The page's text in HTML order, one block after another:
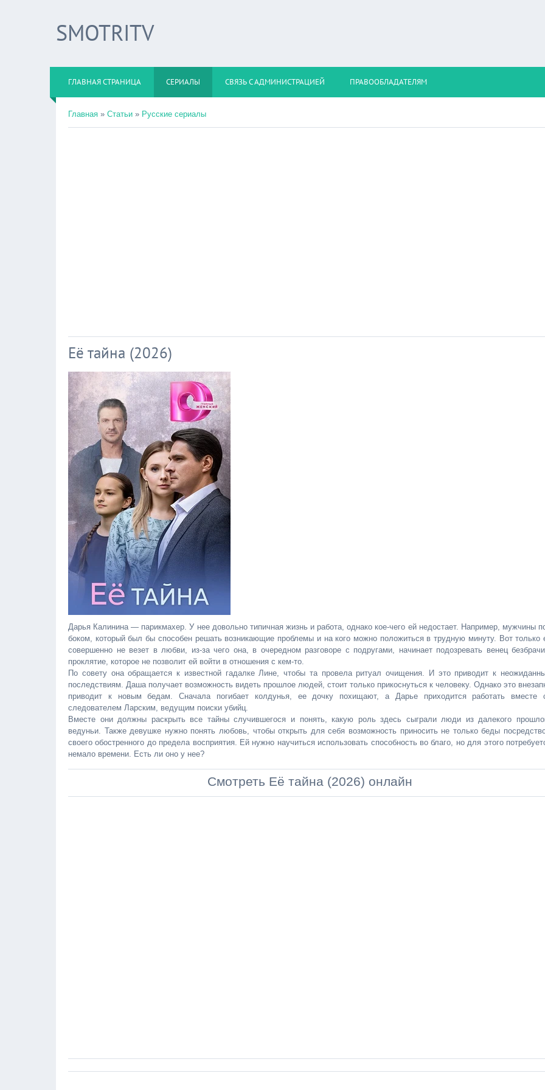
SMOTRITV
ГЛАВНАЯ СТРАНИЦА СЕРИАЛЫ СВЯЗЬ С АДМИНИСТРАЦИЕЙ ПРАВООБЛАДАТЕЛЯМ
Главная » Статьи » Русские сериалы
Её тайна (2026)
Дарья Калинина — парикмахер. У нее довольно типичная жизнь и работа, однако кое-чего ей недостает. Например, мужчины
боком, который был бы способен решать возникающие проблемы и на кого можно положиться в трудную минуту. Вот только
совершенно не везет в любви, из-за чего она, в очередном разговоре с подругами, начинает подозревать венец
проклятие, которое не позволит ей войти в отношения с кем-то.
По совету она обращается к известной гадалке Лине, чтобы та провела ритуал очищения. И это приводит к
последствиям. Даша получает возможность видеть прошлое людей, стоит только прикоснуться к человеку. Однако это
приводит к новым бедам. Сначала погибает колдунья, ее дочку похищают, а Дарье приходится работать вместе
следователем Ларским, ведущим поиски убийц.
Вместе они должны раскрыть все тайны случившегося и понять, какую роль здесь сыграли люди из далекого
ведуньи. Также девушке нужно понять любовь, чтобы открыть для себя возможность приносить не только беды
своего обостренного до предела восприятия. Ей нужно научиться использовать способность во благо, но для этого
немало времени. Есть ли оно у нее?
Смотреть Её тайна (2026) онлайн